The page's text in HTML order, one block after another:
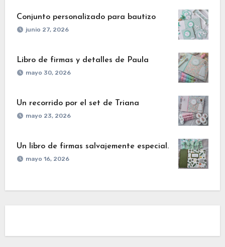
Conjunto personalizado para bautizo
junio 27, 2026
Libro de firmas y detalles de Paula
mayo 30, 2026
Un recorrido por el set de Triana
mayo 23, 2026
Un libro de firmas salvajemente especial.
mayo 16, 2026